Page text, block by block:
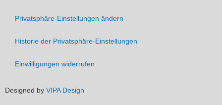
Privatsphäre-Einstellungen ändern
Historie der Privatsphäre-Einstellungen
Einwilligungen widerrufen
Designed by VIPA Design